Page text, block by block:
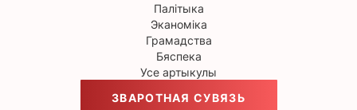
Палітыка
Эканоміка
Грамадства
Бяспека
Усе артыкулы
ЗВАРОТНАЯ СУВЯЗЬ